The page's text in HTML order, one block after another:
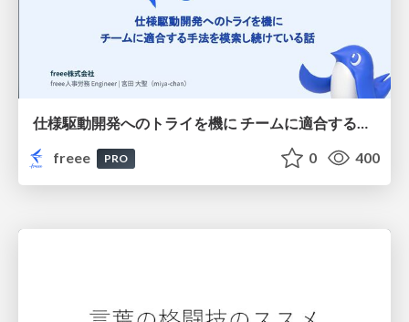
仕様駆動開発へのトライを機に チームに適合する手法を模索し続けている話
freee
PRO 0 400